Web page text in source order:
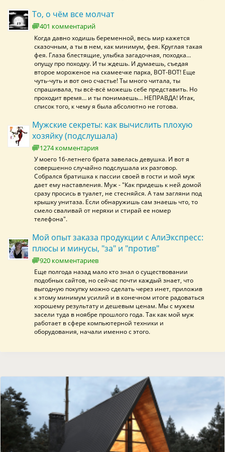
То, о чём все молчат
401 комментарий
Когда давно ходишь беременной, весь мир кажется
сказочным, а ты в нем, как минимум, фея. Круглая такая
фея. Глаза блестящие, улыбка загадочная, походка…
опущу про походку. И ты ждешь. И думаешь, съедая
второе мороженое на скамеечке парка, ВОТ-ВОТ! Еще
чуть-чуть и вот оно счастье! Ты много читала, ты
спрашивала, ты всё-всё можешь себе представить. Но
проходит время… и ты понимаешь… НЕПРАВДА! Итак,
список того, к чему я была абсолютно не готова.
Мужские секреты: как вычислить плохую
хозяйку (подслушала)
1274 комментария
У моего 16-летнего брата завелась девушка. И вот я
совершенно случайно подслушала их разговор.
Собрался братишка к пассии своей в гости и мой муж
дает ему наставления. Муж - "Как придешь к ней домой
сразу просись в туалет, не стесняйся. А там загляни под
крышку унитаза. Если обнаружишь сам знаешь что, то
смело сваливай от неряхи и стирай ее номер
телефона".
Мой опыт заказа продукции с АлиЭкспресс:
плюсы и минусы, "за" и "против"
920 комментариев
Еще полгода назад мало кто знал о существовании
подобных сайтов, но сейчас почти каждый знает, что
выгодную покупку можно сделать через инет, приложив
к этому минимум усилий и в конечном итоге радоваться
хорошему результату и дешевым ценам. Мы с мужем
засели туда в ноябре прошлого года. Так как мой муж
работает в сфере компьютерной техники и
оборудования, начали именно с этого.